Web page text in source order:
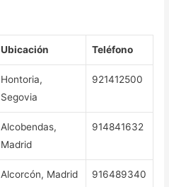
Ubicación Teléfono
Hontoria,
Segovia
921412500
Alcobendas,
Madrid
914841632
Alcorcón, Madrid 916489340